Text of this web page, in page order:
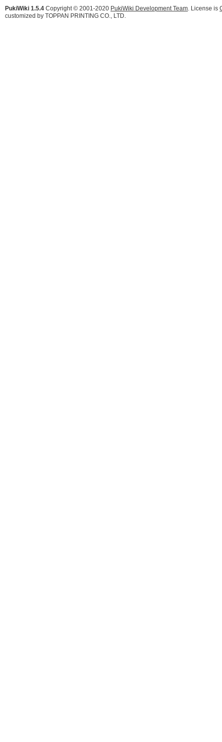
PukiWiki 1.5.4 Copyright © 2001-2020 PukiWiki Development Team. License is
customized by TOPPAN PRINTING CO., LTD.